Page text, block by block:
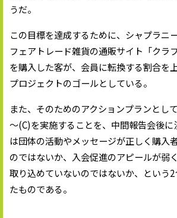
うだ。
この目標を達成するために、シャプラニ
フェアトレード雑貨の通販サイト「クラ
を購入した客が、会員に転換する割合を
プロジェクトのゴールとしている。
また、そのためのアクションプランとし
～(C)を実施することを、中間報告会後
は団体の活動やメッセージが正しく購入
のではないか、入会促進のアピールが弱
取り込めていないのではないか、という
たものである。